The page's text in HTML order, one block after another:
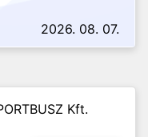
2026. 08. 07.
Kft.